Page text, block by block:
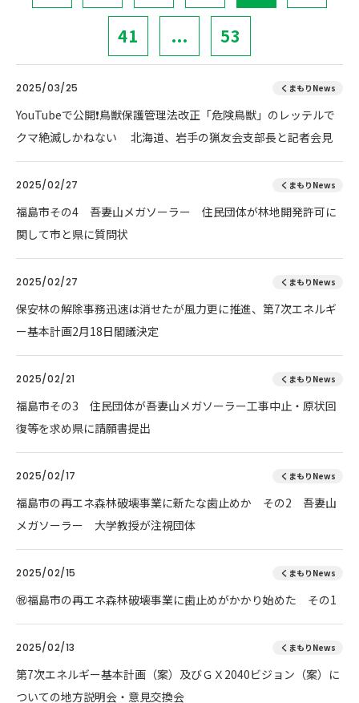
41 ... 53
2025/03/25 くまもりNews
YouTubeで公開❗鳥獣保護管理法改正「危険鳥獣」のレッテルで
クマ絶滅しかねない 北海道、岩手の猟友会支部長と記者会見
2025/02/27 くまもりNews
福島市その4 吾妻山メガソーラー 住民団体が林地開発許可に
関して市と県に質問状
2025/02/27 くまもりNews
保安林の解除事務迅速は消せたが風力更に推進、第7次エネルギ
ー基本計画2月18日閣議決定
2025/02/21 くまもりNews
福島市その3 住民団体が吾妻山メガソーラー工事中止・原状回
復等を求め県に請願書提出
2025/02/17 くまもりNews
福島市の再エネ森林破壊事業に新たな歯止めか その2 吾妻山
メガソーラー 大学教授が注視団体
2025/02/15 くまもりNews
㊗️福島市の再エネ森林破壊事業に歯止めがかかり始めた その1
2025/02/13 くまもりNews
第7次エネルギー基本計画（案）及びＧＸ2040ビジョン（案）に
ついての地方説明会・意見交換会